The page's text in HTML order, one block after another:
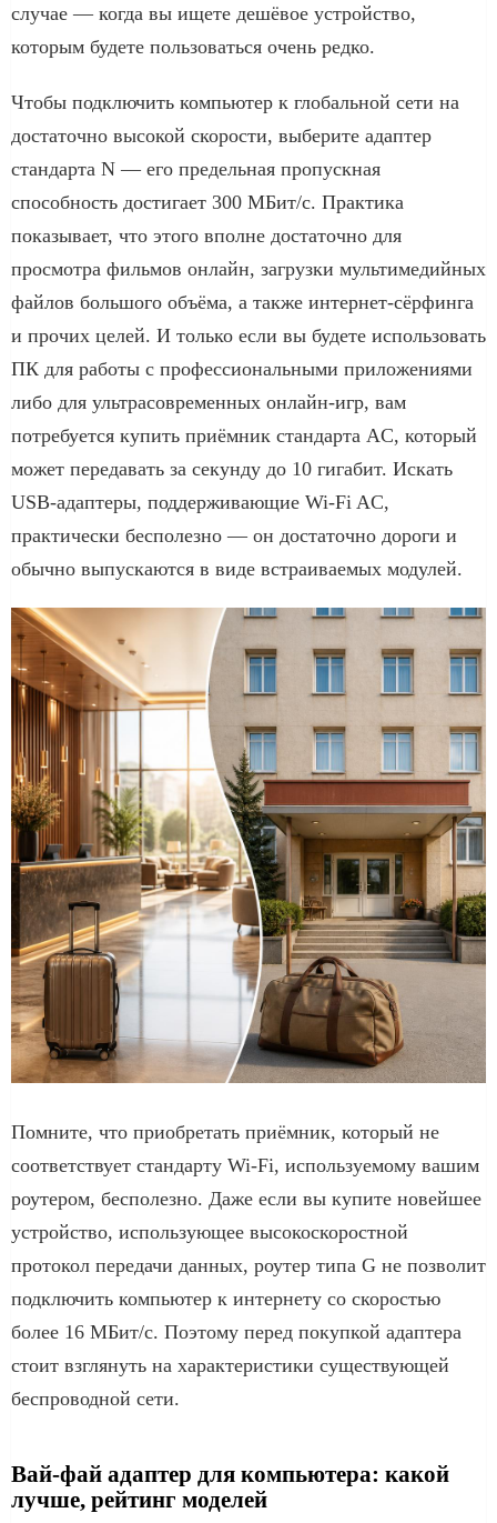
случае — когда вы ищете дешёвое устройство,
которым будете пользоваться очень редко.
Чтобы подключить компьютер к глобальной сети на
достаточно высокой скорости, выберите адаптер
стандарта N — его предельная пропускная
способность достигает 300 МБит/с. Практика
показывает, что этого вполне достаточно для
просмотра фильмов онлайн, загрузки мультимедийных
файлов большого объёма, а также интернет-сёрфинга
и прочих целей. И только если вы будете использовать
ПК для работы с профессиональными приложениями
либо для ультрасовременных онлайн-игр, вам
потребуется купить приёмник стандарта AC, который
может передавать за секунду до 10 гигабит. Искать
USB-адаптеры, поддерживающие Wi-Fi AC,
практически бесполезно — он достаточно дороги и
обычно выпускаются в виде встраиваемых модулей.
Помните, что приобретать приёмник, который не
соответствует стандарту Wi-Fi, используемому вашим
роутером, бесполезно. Даже если вы купите новейшее
устройство, использующее высокоскоростной
протокол передачи данных, роутер типа G не позволит
подключить компьютер к интернету со скоростью
более 16 МБит/с. Поэтому перед покупкой адаптера
стоит взглянуть на характеристики существующей
беспроводной сети.
Вай-фай адаптер для компьютера: какой
лучше, рейтинг моделей